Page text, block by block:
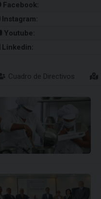
Facebook:
Instagram:
Youtube:
Linkedin:
Cuadro de Directivos